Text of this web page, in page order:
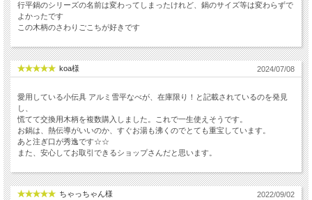
行平鍋のシリーズの名前は変わってしまったけれど、鍋のサイズ等は変わらずで
よかったです
この木柄のさわりごこちが好きです
koa様 2024/07/08
愛用している小伝具 アルミ雪平なべが、在庫限り！と記載されているのを発見
し、
慌てて交換用木柄を複数購入しました。これで一生使えそうです。
お鍋は、熱伝導がいいのか、すぐお湯も沸くのでとても重宝しています。
あと注ぎ口が秀逸です☆☆
また、安心してお取引できるショップさんだと思います。
ちゃっちゃん様 2022/09/02